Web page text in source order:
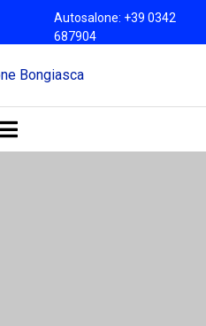
Autosalone: +39 0342
687904
687945
t